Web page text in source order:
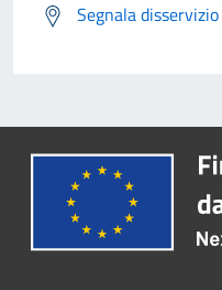
Segnala disservizio